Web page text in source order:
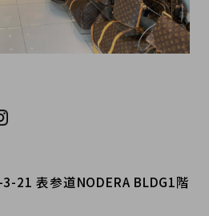
21 表参道NODERA BLDG1階